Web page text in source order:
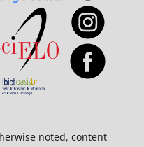
noted, content